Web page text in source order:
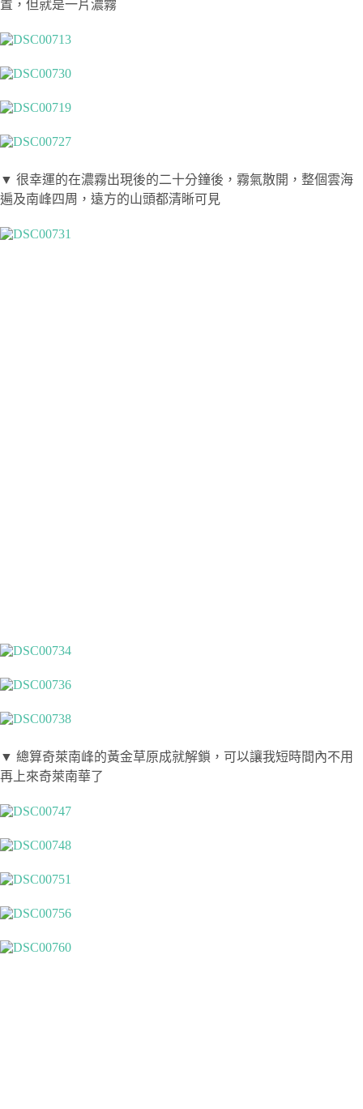
置，但就是一片濃霧
▼ 很幸運的在濃霧出現後的二十分鐘後，霧氣散開，整個雲海
遍及南峰四周，遠方的山頭都清晰可見
▼ 總算奇萊南峰的黃金草原成就解鎖，可以讓我短時間內不用
再上來奇萊南華了